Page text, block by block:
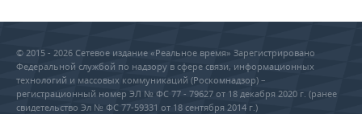
© 2015 - 2026 Сетевое издание «Реальное время» Зарегистрировано
Федеральной службой по надзору в сфере связи, информационных
технологий и массовых коммуникаций (Роскомнадзор) –
регистрационный номер ЭЛ № ФС 77 - 79627 от 18 декабря 2020 г. (ранее
свидетельство Эл № ФС 77-59331 от 18 сентября 2014 г.)